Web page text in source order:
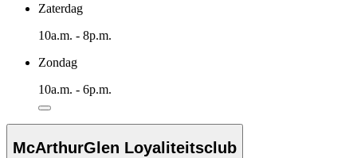
Zaterdag
10a.m. - 8p.m.
Zondag
10a.m. - 6p.m.
McArthurGlen Loyaliteitsclub